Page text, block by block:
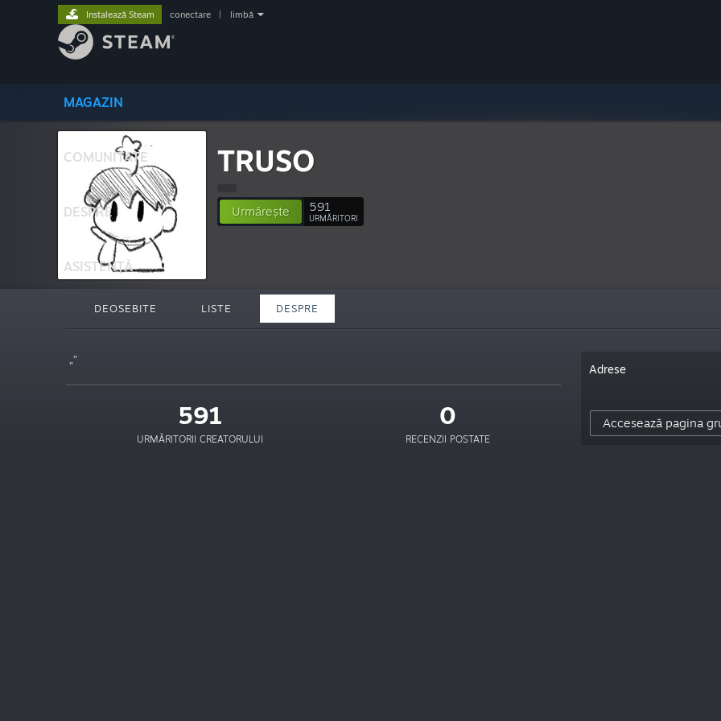
MAGAZIN
COMUNITATE
DESPRE
ASISTENȚĂ
Instalează Steam conectare limbă
TRUSO
Urmărește 591
URMĂRITORI
DEOSEBITE LISTE DESPRE
„”
591
URMĂRITORII CREATORULUI
0
RECENZII POSTATE
Adrese
Accesează pagina